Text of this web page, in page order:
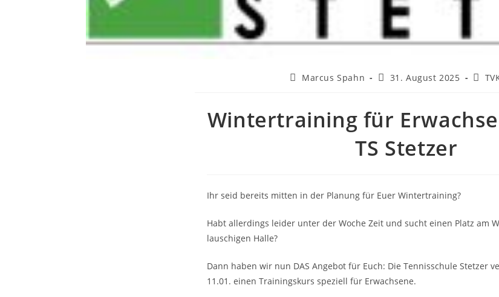
Beitrags-
Marcus Spahn
Beitrag
31. August 2025
Wintertraining für
TS Stetzer
Ihr seid bereits mitten in der Planung für Euer Wintertraining?
Habt allerdings leider unter der Woche Zeit und sucht einen Platz am
lauschigen Halle?
Dann haben wir nun DAS Angebot für Euch: Die Tennisschule Stetzer
11.01. einen Trainingskurs speziell für Erwachsene.